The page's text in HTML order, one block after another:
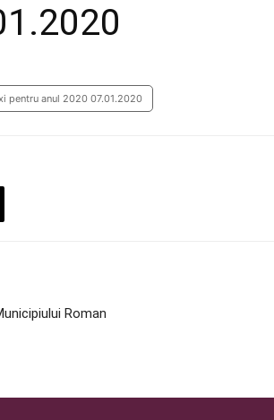
pentru anul 2020 07.01.2020
Roman